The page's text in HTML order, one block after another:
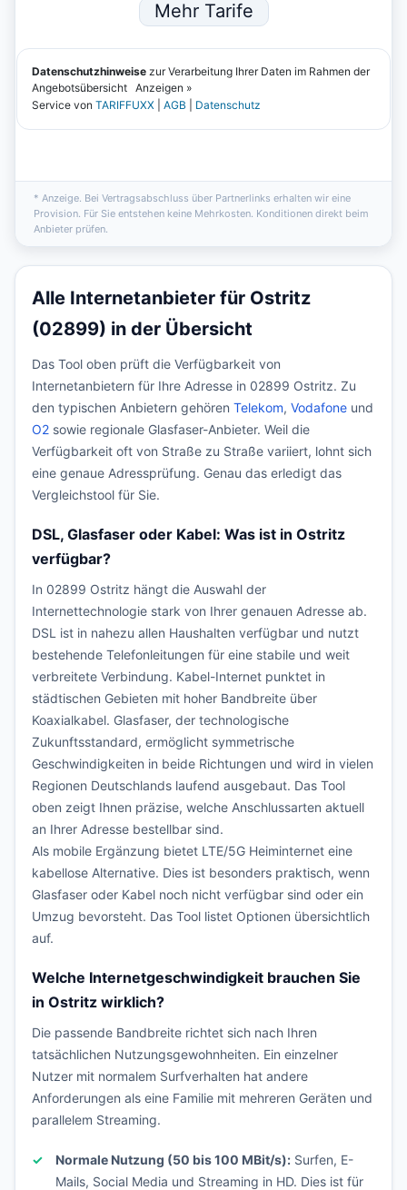
* Anzeige. Bei Vertragsabschluss über Partnerlinks erhalten wir eine
Provision. Für Sie entstehen keine Mehrkosten. Konditionen direkt beim
Anbieter prüfen.
Alle Internetanbieter für Ostritz
(02899) in der Übersicht
Das Tool oben prüft die Verfügbarkeit von
Internetanbietern für Ihre Adresse in 02899 Ostritz. Zu
den typischen Anbietern gehören Telekom, Vodafone und
O2 sowie regionale Glasfaser-Anbieter. Weil die
Verfügbarkeit oft von Straße zu Straße variiert, lohnt sich
eine genaue Adressprüfung. Genau das erledigt das
Vergleichstool für Sie.
DSL, Glasfaser oder Kabel: Was ist in Ostritz
verfügbar?
In 02899 Ostritz hängt die Auswahl der
Internettechnologie stark von Ihrer genauen Adresse ab.
DSL ist in nahezu allen Haushalten verfügbar und nutzt
bestehende Telefonleitungen für eine stabile und weit
verbreitete Verbindung. Kabel-Internet punktet in
städtischen Gebieten mit hoher Bandbreite über
Koaxialkabel. Glasfaser, der technologische
Zukunftsstandard, ermöglicht symmetrische
Geschwindigkeiten in beide Richtungen und wird in vielen
Regionen Deutschlands laufend ausgebaut. Das Tool
oben zeigt Ihnen präzise, welche Anschlussarten aktuell
an Ihrer Adresse bestellbar sind.
Als mobile Ergänzung bietet LTE/5G Heiminternet eine
kabellose Alternative. Dies ist besonders praktisch, wenn
Glasfaser oder Kabel noch nicht verfügbar sind oder ein
Umzug bevorsteht. Das Tool listet Optionen übersichtlich
auf.
Welche Internetgeschwindigkeit brauchen Sie
in Ostritz wirklich?
Die passende Bandbreite richtet sich nach Ihren
tatsächlichen Nutzungsgewohnheiten. Ein einzelner
Nutzer mit normalem Surfverhalten hat andere
Anforderungen als eine Familie mit mehreren Geräten und
parallelem Streaming.
Normale Nutzung (50 bis 100 MBit/s): Surfen, E-
Mails, Social Media und Streaming in HD. Dies ist für